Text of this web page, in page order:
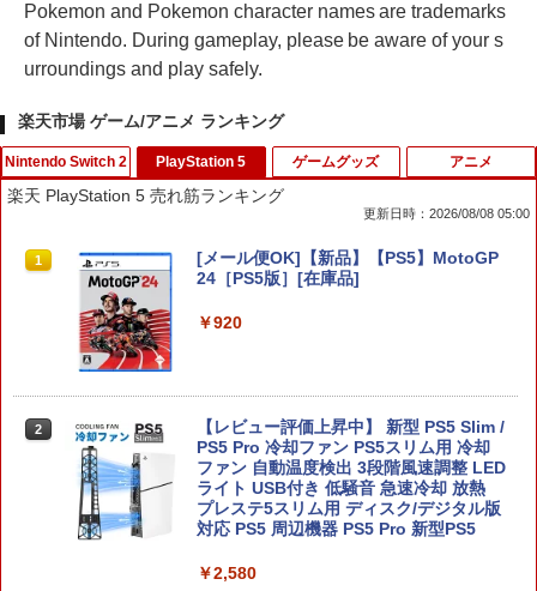
Pokemon and Pokemon character names are trademarks
of Nintendo. During gameplay, please be aware of your s
urroundings and play safely.
楽天市場 ゲーム/アニメ ランキング
Nintendo Switch 2
1
カードケース 24枚収納 for Nintendo S
witch 2 Pixel - 緑 -
￥1,580
2
Samsung microSD Express Card 256
GB for Nintendo Switch 2
￥6,979
PlayStation 5
楽天 PlayStation 5 売れ筋ランキング
更新日時：2026/08/08 05:00
1
[メール便OK]【新品】【PS5】MotoGP
24［PS5版］[在庫品]
￥920
2
【レビュー評価上昇中】 新型 PS5 Slim /
PS5 Pro 冷却ファン PS5スリム用 冷却
ファン 自動温度検出 3段階風速調整 LED
ライト USB付き 低騒音 急速冷却 放熱
プレステ5スリム用 ディスク/デジタル版
対応 PS5 周辺機器 PS5 Pro 新型PS5
￥2,580
ゲームグッズ アニメ